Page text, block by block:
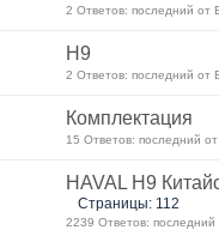
2 Ответов: последний от
H9
2 Ответов: последний от
Комплектация
15 Ответов: последний
HAVAL H9
Страницы: 112
2239 Ответов: